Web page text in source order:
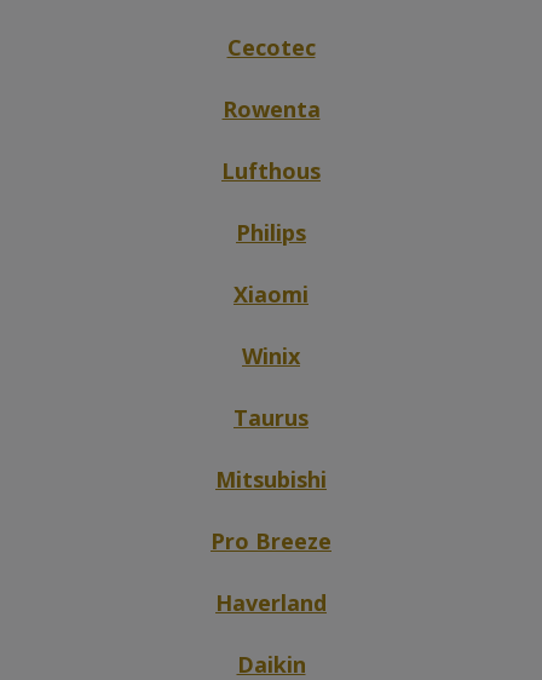
Cecotec
Rowenta
Lufthous
Philips
Xiaomi
Winix
Taurus
Mitsubishi
Pro Breeze
Haverland
Daikin